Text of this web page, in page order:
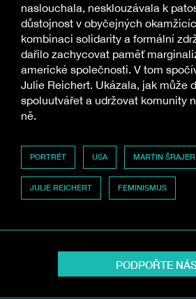
naslouchala, nesklouzávala k
důstojnost v obyčejných
kombinaci solidarity a formální
dařilo zachycovat paměť
americké společnosti. V tom
Julie Reichert. Ukázala, jak může
spoluutvářet a udržovat komunity
ně.
PORTRÉT USA MARTIN ŠRAJER
JULIE REICHERT FEMINISMUS
PODPOŘTE